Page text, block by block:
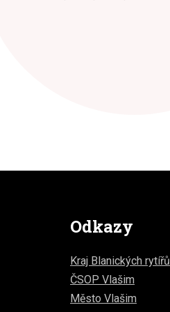
Odkazy
Kraj Blanických rytířů
ČSOP Vlašim
Město Vlašim